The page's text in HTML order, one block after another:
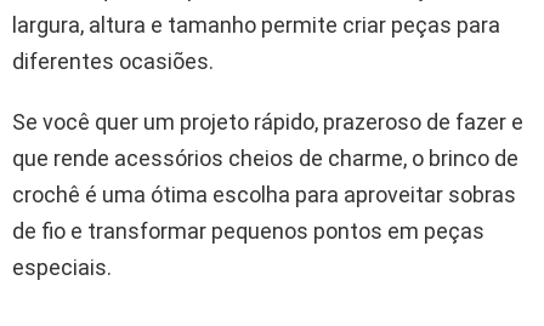
largura, altura e tamanho permite criar peças para
diferentes ocasiões.
Se você quer um projeto rápido, prazeroso de fazer e
que rende acessórios cheios de charme, o brinco de
crochê é uma ótima escolha para aproveitar sobras
de fio e transformar pequenos pontos em peças
especiais.